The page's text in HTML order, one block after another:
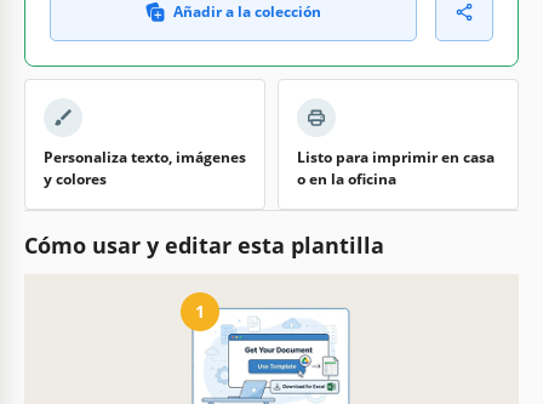
Añadir a la colección
Personaliza texto, imágenes
y colores
Listo para imprimir en casa
o en la oficina
Cómo usar y editar esta plantilla
1